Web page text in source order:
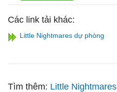
Các link tải khác:
Little Nightmares dự phòng
Tìm thêm: Little Nightmares